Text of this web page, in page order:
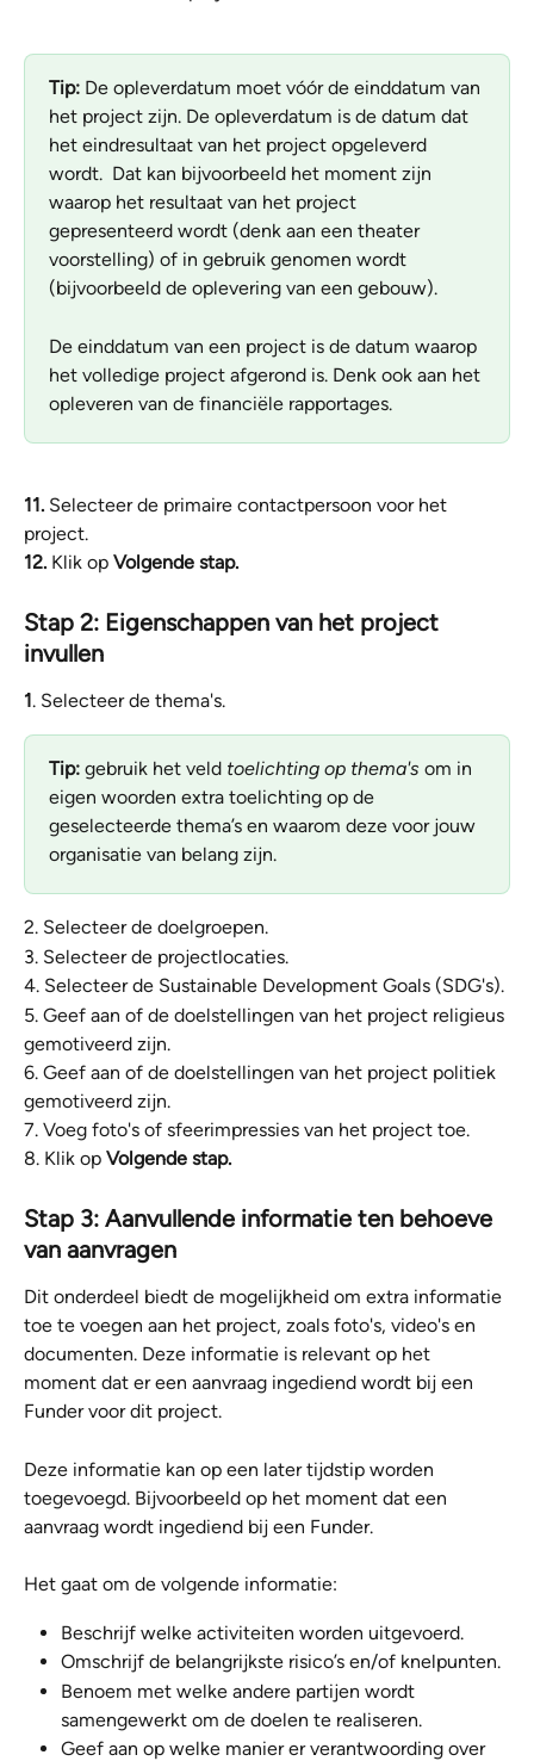
Tip: De opleverdatum moet vóór de einddatum van
het project zijn. De opleverdatum is de datum dat
het eindresultaat van het project opgeleverd
wordt.  Dat kan bijvoorbeeld het moment zijn
waarop het resultaat van het project
gepresenteerd wordt (denk aan een theater
voorstelling) of in gebruik genomen wordt
(bijvoorbeeld de oplevering van een gebouw).
De einddatum van een project is de datum waarop
het volledige project afgerond is. Denk ook aan het
opleveren van de financiële rapportages.
11. Selecteer de primaire contactpersoon voor het
project.
12. Klik op Volgende stap.
Stap 2: Eigenschappen van het project
invullen
1. Selecteer de thema's.
Tip: gebruik het veld toelichting op thema's om in
eigen woorden extra toelichting op de
geselecteerde thema’s en waarom deze voor jouw
organisatie van belang zijn.
2. Selecteer de doelgroepen.
3. Selecteer de projectlocaties.
4. Selecteer de Sustainable Development Goals (SDG's).
5. Geef aan of de doelstellingen van het project religieus
gemotiveerd zijn.
6. Geef aan of de doelstellingen van het project politiek
gemotiveerd zijn.
7. Voeg foto's of sfeerimpressies van het project toe.
8. Klik op Volgende stap.
Stap 3: Aanvullende informatie ten behoeve
van aanvragen
Dit onderdeel biedt de mogelijkheid om extra informatie
toe te voegen aan het project, zoals foto's, video's en
documenten. Deze informatie is relevant op het
moment dat er een aanvraag ingediend wordt bij een
Funder voor dit project.
Deze informatie kan op een later tijdstip worden
toegevoegd. Bijvoorbeeld op het moment dat een
aanvraag wordt ingediend bij een Funder.
Het gaat om de volgende informatie:
Beschrijf welke activiteiten worden uitgevoerd.
Omschrijf de belangrijkste risico’s en/of knelpunten.
Benoem met welke andere partijen wordt
samengewerkt om de doelen te realiseren.
Geef aan op welke manier er verantwoording over